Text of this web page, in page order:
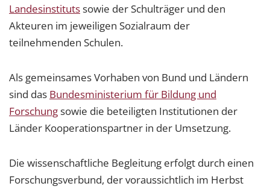
Landesinstitutssowie der Schulträger und den
Akteuren im jeweiligen Sozialraum der
teilnehmenden Schulen.
Als gemeinsames Vorhaben von Bund und Ländern
sind das Bundesministerium für Bildung und
Forschungsowie die beteiligten Institutionen der
Länder Kooperationspartner in der Umsetzung.
Die wissenschaftliche Begleitung erfolgt durch einen
Forschungsverbund, der voraussichtlich im Herbst